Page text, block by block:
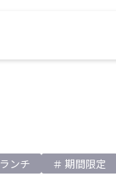
ランチ 期間限定